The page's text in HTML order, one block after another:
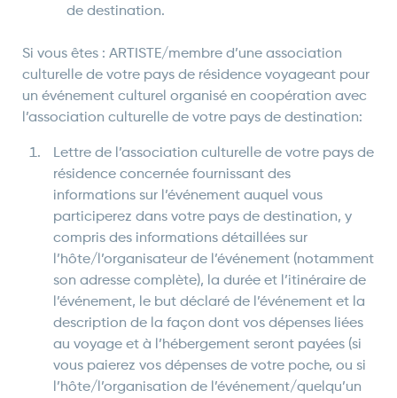
de destination.
Si vous êtes : ARTISTE/membre d’une association
culturelle de votre pays de résidence voyageant pour
un événement culturel organisé en coopération avec
l’association culturelle de votre pays de destination:
Lettre de l’association culturelle de votre pays de
résidence concernée fournissant des
informations sur l’événement auquel vous
participerez dans votre pays de destination, y
compris des informations détaillées sur
l’hôte/l’organisateur de l’événement (notamment
son adresse complète), la durée et l’itinéraire de
l’événement, le but déclaré de l’événement et la
description de la façon dont vos dépenses liées
au voyage et à l’hébergement seront payées (si
vous paierez vos dépenses de votre poche, ou si
l’hôte/l’organisation de l’événement/quelqu’un